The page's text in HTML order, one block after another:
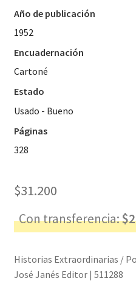
Año de publicación
1952
Encuadernación
Cartoné
Estado
Usado - Bueno
Páginas
328
$31.200
Con transferencia:$
Historias Extraordinarias /
José Janés Editor | 511288